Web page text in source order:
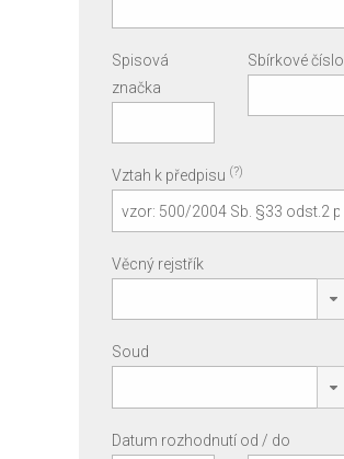
Spisová
značka
Sbírkové číslo
Vztah k předpisu (?)
Věcný rejstřík
Soud
Datum rozhodnutí od / do